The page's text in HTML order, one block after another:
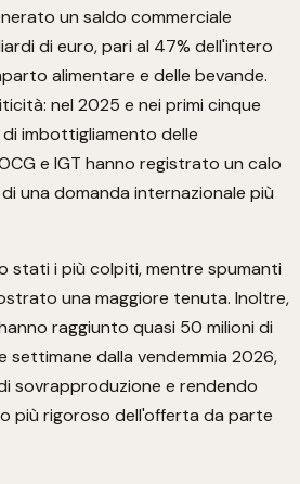
un saldo commerciale
di euro, pari al 47% dell'intero
alimentare e delle bevande.
nel 2025 e nei primi cinque
imbottigliamento delle
e IGT hanno registrato un calo
una domanda internazionale più
stati i più colpiti, mentre spumanti
una maggiore tenuta. Inoltre,
raggiunto quasi 50 milioni di
dalla vendemmia 2026,
sovrapproduzione e rendendo
più rigoroso dell'offerta da parte